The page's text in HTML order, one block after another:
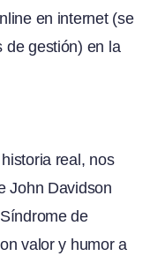
en internet (se
de gestión) en la
real, nos
John Davidson
de
valor y humor a